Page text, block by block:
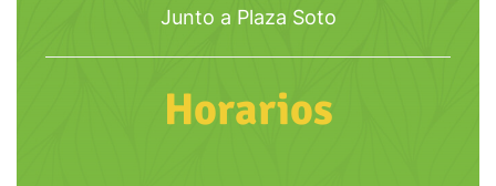
Junto a Plaza Soto
Horarios